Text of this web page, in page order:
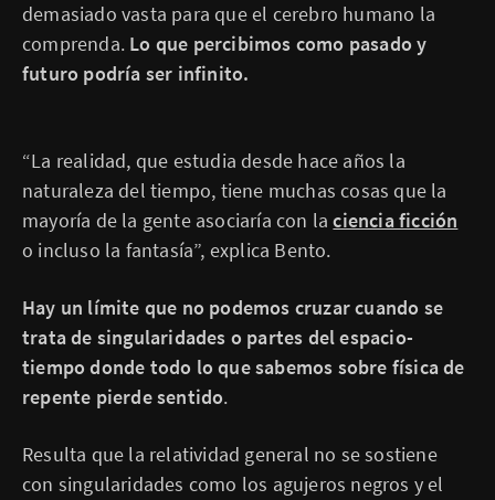
demasiado vasta para que el cerebro humano la
comprenda. Lo que percibimos como pasado y
futuro podría ser infinito.
“La realidad, que estudia desde hace años la
naturaleza del tiempo, tiene muchas cosas que la
mayoría de la gente asociaría con laciencia ficción
o incluso la fantasía”, explica Bento.
Hay un límite que no podemos cruzar cuando se
trata de singularidades o partes del espacio-
tiempo donde todo lo que sabemos sobre física de
repente pierde sentido.
Resulta que la relatividad general no se sostiene
con singularidades como los agujeros negros y el